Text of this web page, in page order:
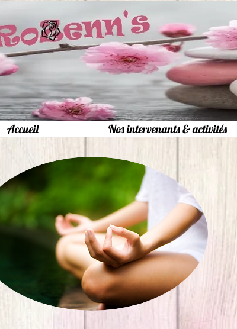
Accueil Nos intervenants & activités